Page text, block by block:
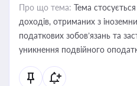
Про що тема: Тема
доходів, отриманих з
податкових зобов’язань та
уникнення подвійного